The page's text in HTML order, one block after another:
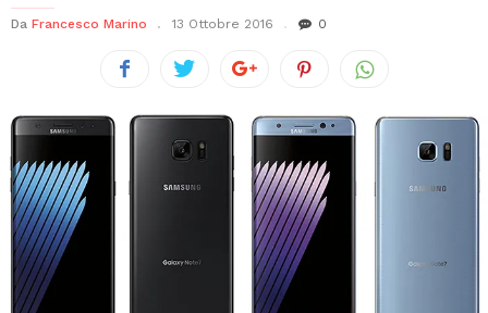
Da Francesco Marino 13 Ottobre 2016 0